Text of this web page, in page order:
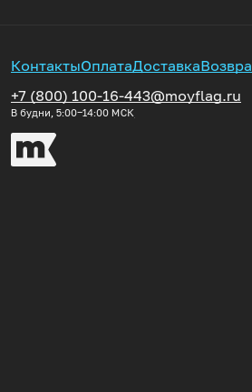
КонтактыОплатаДоставка
+7 (800) 100-16-44
В будни, 5:00‒14:00 МСК
3@moyflag.ru